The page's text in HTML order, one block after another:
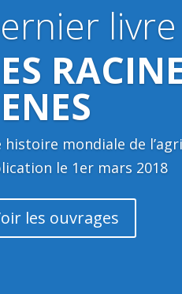
histoire mondiale de
le 1er mars 2018
les ouvrages